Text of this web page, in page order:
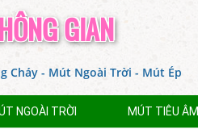
GIAN
Cháy - Mút Ngoài Trời - Mút Ép
NGOÀI TRỜI MÚT TIÊU ÂM